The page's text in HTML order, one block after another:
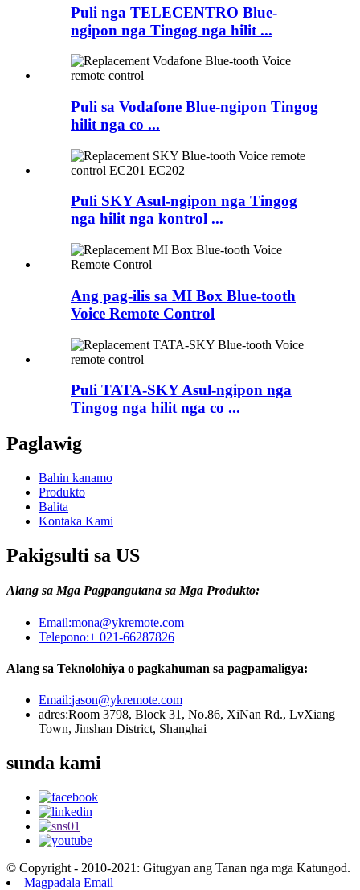
Puli nga TELECENTRO Blue-
ngipon nga Tingog nga hilit ...
Puli sa Vodafone Blue-ngipon Tingog
hilit nga co ...
Puli SKY Asul-ngipon nga Tingog
nga hilit nga kontrol ...
Ang pag-ilis sa MI Box Blue-tooth
Voice Remote Control
Puli TATA-SKY Asul-ngipon nga
Tingog nga hilit nga co ...
Paglawig
Bahin kanamo
Produkto
Balita
Kontaka Kami
Pakigsulti sa US
Alang sa Mga Pagpangutana sa Mga Produkto:
Email:mona@ykremote.com
Telepono:+ 021-66287826
Alang sa Teknolohiya o pagkahuman sa pagpamaligya:
Email:jason@ykremote.com
adres:Room 3798, Block 31, No.86, XiNan Rd., LvXiang
Town, Jinshan District, Shanghai
sunda kami
© Copyright - 2010-2021: Gitugyan ang Tanan nga mga Katungod.
Magpadala Email